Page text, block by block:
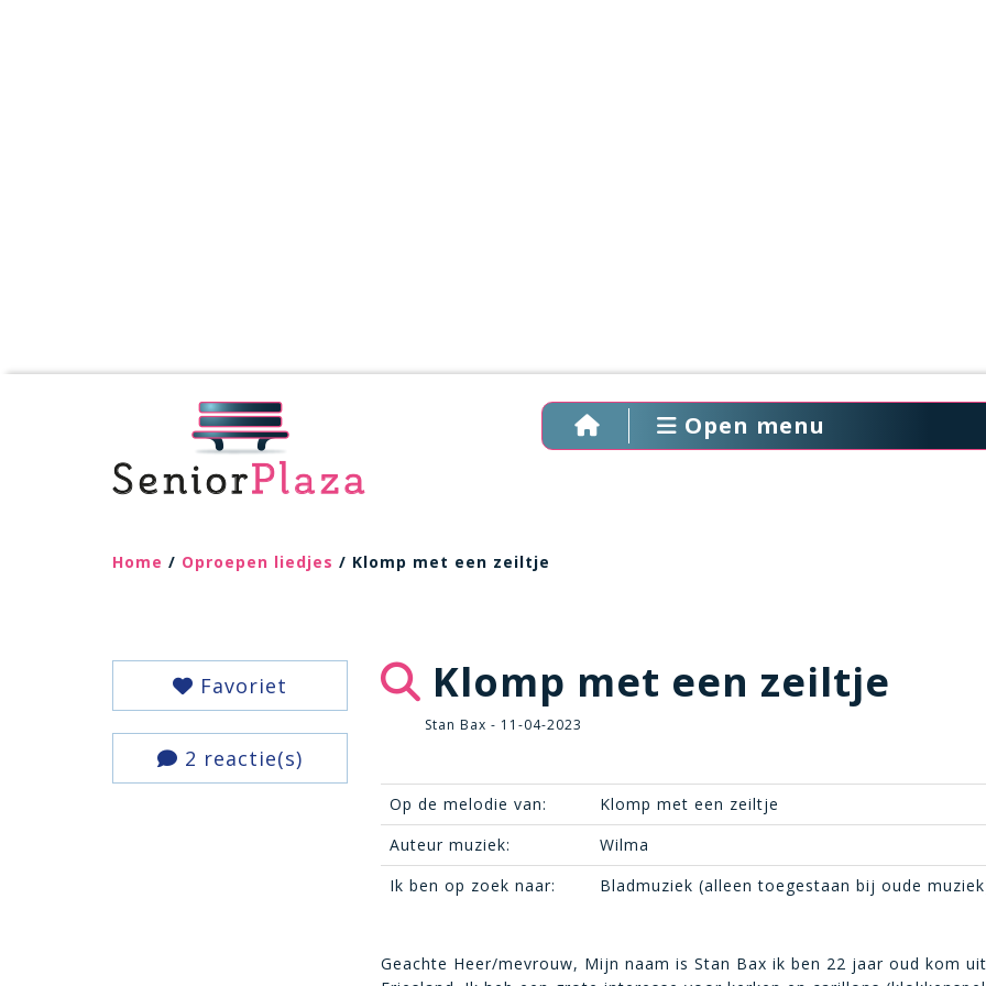
Open menu
Home / Oproepen liedjes / Klomp met een zeiltje
Favoriet
2 reactie(s)
Klomp met een zeiltje
Stan Bax - 11-04-2023
Op de melodie van:
Klomp met een zeiltje
Auteur muziek:
Wilma
Ik ben op zoek naar:
Bladmuziek (alleen toegestaan bij oude
Geachte Heer/mevrouw, Mijn naam is Stan Bax ik ben 22 jaar oud kom uit